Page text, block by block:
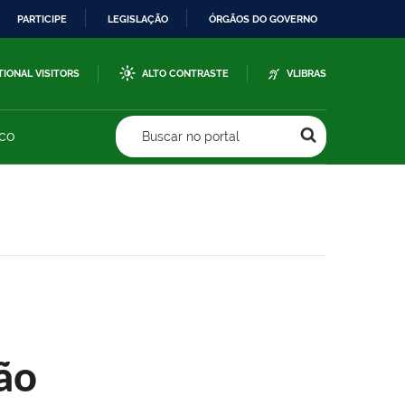
PARTICIPE LEGISLAÇÃO ÓRGÃOS DO GOVERNO
VISITORS ALTO CONTRASTE VLIBRAS
Buscar no portal